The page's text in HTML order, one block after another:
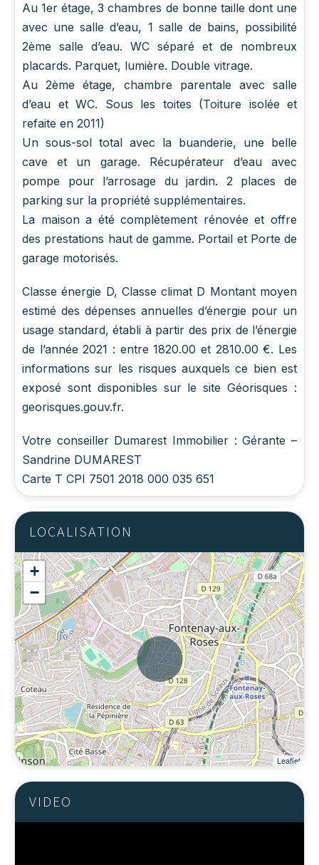
Au 1er étage, 3 chambres de bonne taille dont une
avec une salle d’eau, 1 salle de bains, possibilité
2ème salle d’eau. WC séparé et de nombreux
placards. Parquet, lumière. Double vitrage.
Au 2ème étage, chambre parentale avec salle
d’eau et WC. Sous les toites (Toiture isolée et
refaite en 2011)
Un sous-sol total avec la buanderie, une belle
cave et un garage. Récupérateur d’eau avec
pompe pour l’arrosage du jardin. 2 places de
parking sur la propriété supplémentaires.
La maison a été complètement rénovée et offre
des prestations haut de gamme. Portail et Porte de
garage motorisés.
Classe énergie D, Classe climat D Montant moyen
estimé des dépenses annuelles d’énergie pour un
usage standard, établi à partir des prix de l’énergie
de l’année 2021 : entre 1820.00 et 2810.00 €. Les
informations sur les risques auxquels ce bien est
exposé sont disponibles sur le site Géorisques :
georisques.gouv.fr.
Votre conseiller Dumarest Immobilier : Gérante –
Sandrine DUMAREST
Carte T CPI 7501 2018 000 035 651
LOCALISATION
+
−
Leaflet
VIDEO